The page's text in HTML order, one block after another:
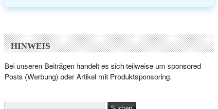
HINWEIS
Bei unseren Beiträgen handelt es sich teilweise um sponsored
Posts (Werbung) oder Artikel mit Produktsponsoring.